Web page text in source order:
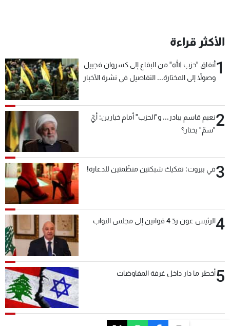
الأكثر قراءة
1أنفاق "حزب الله" من البقاع إلى كسروان فجبيل
وصولاً إلى المختارة... التفاصيل في نشرة الأخبار
2نعيم قاسم يبادر... و"الحزب" أمام خيارين: أيّ
"سمّ" يختار؟
3في بيروت: تفكيك شبكتين منظّمتين للدعارة!
4الرئيس عون ردّ 4 قوانين إلى مجلس النواب
5أخطر ما دار داخل غرفة المفاوضات